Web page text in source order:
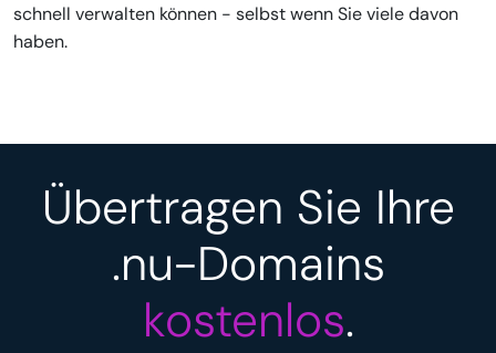
schnell verwalten können - selbst wenn Sie viele davon
haben.
Übertragen Sie Ihre
.nu-Domains
kostenlos.